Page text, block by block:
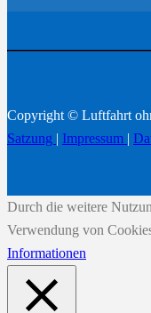
Copyright © Luftfahrt
Satzung | Impressum |
Durch die weitere
Verwendung von
Informationen